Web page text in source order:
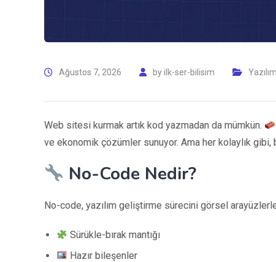
Ağustos 7, 2026 byilk-ser-bilisim
Web sitesi kurmak artık kod yazmadan da mümkün.
ve ekonomik çözümler sunuyor. Ama her kolaylık gibi,
No-Code Nedir?
No-code, yazılım geliştirme sürecini görsel
Sürükle-bırak mantığı
Hazır bileşenler